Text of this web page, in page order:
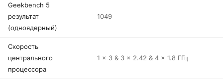
Geekbench 5
результат
(одноядерный)
1049
Скорость
центрального
процессора
1 x 3 & 3 x 2.42 & 4 x 1.8 ГГц